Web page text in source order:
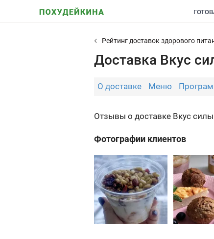
Рейтинг доставок здорового
Доставка Вкус
О доставке Меню
Отзывы о доставке Вкус
Фотографии клиентов